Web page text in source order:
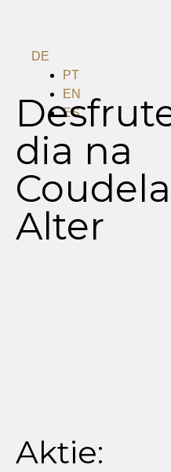
DE
PT
EN
ES
dia na
Alter
Aktie: